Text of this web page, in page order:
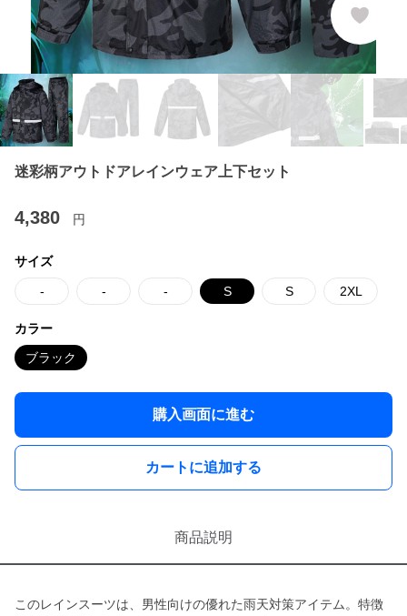
迷彩柄アウトドアレインウェア上下セット
4,380 円
サイズ
- - - S S 2XL
カラー
ブラック
購入画面に進む
カートに追加する
商品説明
このレインスーツは、男性向けの優れた雨天対策アイテム。特徴